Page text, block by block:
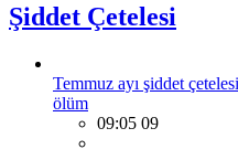
Şiddet Çetelesi
Temmuz ayı şiddet
ölüm
09:05 09